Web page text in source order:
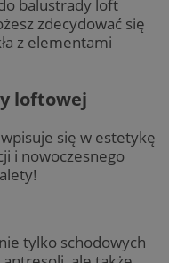
balustrady loft
zdecydować się
z elementami
loftowej
się w estetykę
i nowoczesnego
tylko schodowych